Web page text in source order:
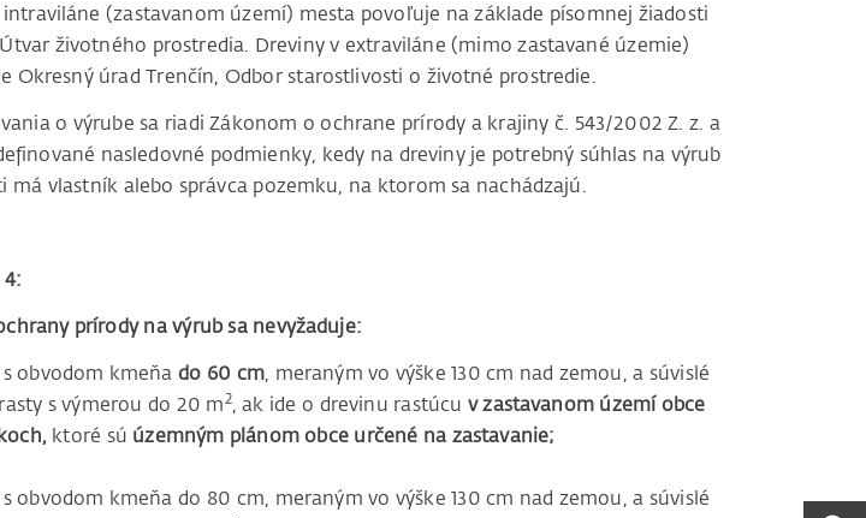
(zastavanom území) mesta povoľuje na základe písomnej žiadosti
životného prostredia. Dreviny v extraviláne (mimo zastavané územie)
Okresný úrad Trenčín, Odbor starostlivosti o životné prostredie.
o výrube sa riadi Zákonom o ochrane prírody a krajiny č. 543/2002 Z. z. a
nasledovné podmienky, kedy na dreviny je potrebný súhlas na výrub
má vlastník alebo správca pozemku, na ktorom sa nachádzajú.
4:
prírody na výrub sa nevyžaduje:
obvodom kmeňado 60 cm, meraným vo výške 130 cm nad zemou, a súvislé
s výmerou do 20 m2, ak ide o drevinu rastúcu v zastavanom území obce
ktoré sú územným plánom obce určené na zastavanie;
obvodom kmeňa do 80 cm, meraným vo výške 130 cm nad zemou, a súvislé